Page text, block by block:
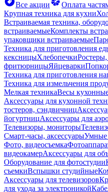
Все акции
Оплата
Крупная техника для кухни
Встраиваемая техника,
встраиваемыеКомплекты
упаковщики встраиваемые
Техника для приготовления
кексницыХлебопечки
фритюрницыЯйцеварки
Техника для приготовления
Техника для измельчения
Мелкая техникаВесы
Аксессуары для кухонной
тостеров, сэндвичниц
йогуртницАксессуары для
Телевизоры, мониторы
Смарт-часы, аксессуарыУмные
Фото, видеосъемка
видеокамерАксессуары для
Оборудование для фотостудии
съемкиВспышки студийные
Аксессуары для телевизоров
для ухода за электроникой